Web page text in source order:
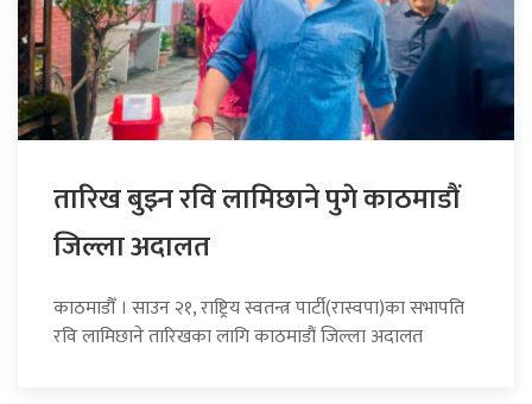
तारिख बुझ्न रवि लामिछाने पुगे काठमाडौं
जिल्ला अदालत
काठमाडौँ । साउन २१, राष्ट्रिय स्वतन्त्र पार्टी(रास्वपा)का सभापति
रवि लामिछाने तारिखका लागि काठमाडौं जिल्ला अदालत